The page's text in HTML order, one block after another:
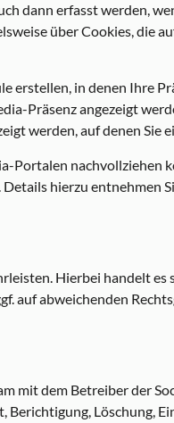
dann erfasst werden,
über Cookies, die
in denen Ihre
Präsenz angezeigt
werden, auf denen Sie
Portalen nachvollziehen
hierzu entnehmen
Hierbei handelt es
auf abweichenden
mit dem Betreiber der
Löschung,